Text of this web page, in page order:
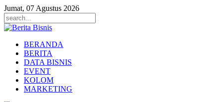
Jumat, 07 Agustus 2026
BERANDA
BERITA
DATA BISNIS
EVENT
KOLOM
MARKETING